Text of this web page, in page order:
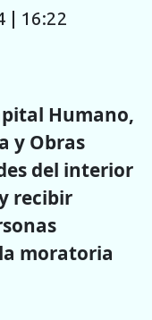
| 16:22
Humano,
y Obras
del interior
recibir
moratoria